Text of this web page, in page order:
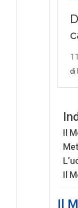
Il
Il
Il